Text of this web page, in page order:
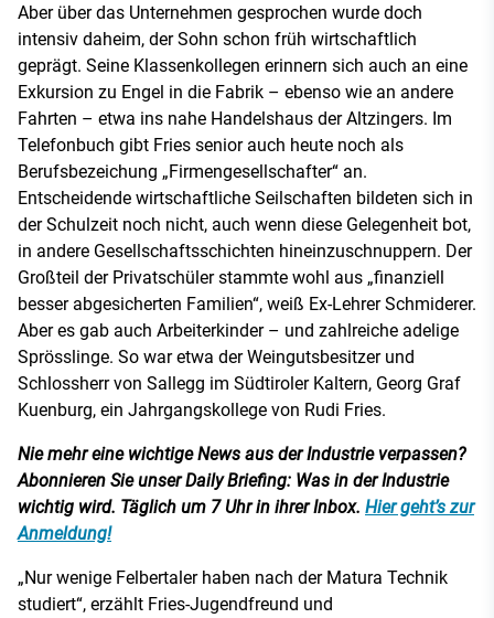
Aber über das Unternehmen gesprochen wurde doch
intensiv daheim, der Sohn schon früh wirtschaftlich
geprägt. Seine Klassenkollegen erinnern sich auch an eine
Exkursion zu Engel in die Fabrik – ebenso wie an andere
Fahrten – etwa ins nahe Handelshaus der Altzingers. Im
Telefonbuch gibt Fries senior auch heute noch als
Berufsbezeichung „Firmengesellschafter“ an.
Entscheidende wirtschaftliche Seilschaften bildeten sich in
der Schulzeit noch nicht, auch wenn diese Gelegenheit bot,
in andere Gesellschaftsschichten hineinzuschnuppern. Der
Großteil der Privatschüler stammte wohl aus „finanziell
besser abgesicherten Familien“, weiß Ex-Lehrer Schmiderer.
Aber es gab auch Arbeiterkinder – und zahlreiche adelige
Sprösslinge. So war etwa der Weingutsbesitzer und
Schlossherr von Sallegg im Südtiroler Kaltern, Georg Graf
Kuenburg, ein Jahrgangskollege von Rudi Fries.
Nie mehr eine wichtige News aus der Industrie verpassen?
Abonnieren Sie unser Daily Briefing: Was in der Industrie
wichtig wird. Täglich um 7 Uhr in ihrer Inbox. Hier geht’s zur
Anmeldung!
„Nur wenige Felbertaler haben nach der Matura Technik
studiert“, erzählt Fries-Jugendfreund und